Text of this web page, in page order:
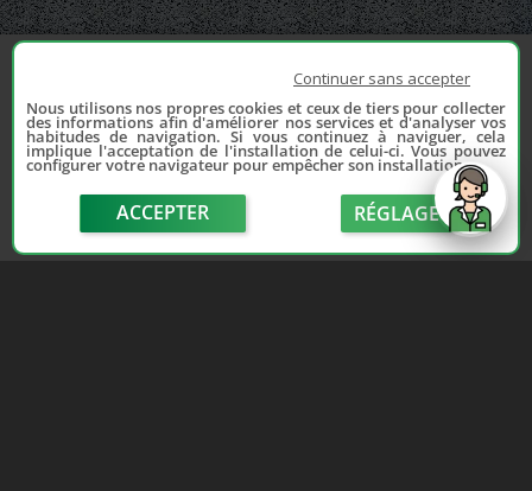
Continuer sans accepter
Nous utilisons nos propres cookies et ceux de tiers pour collecter
des informations afin d'améliorer nos services et d'analyser vos
habitudes de navigation. Si vous continuez à naviguer, cela
implique l'acceptation de l'installation de celui-ci. Vous pouvez
configurer votre navigateur pour empêcher son installation.
ACCEPTER RÉGLAGE